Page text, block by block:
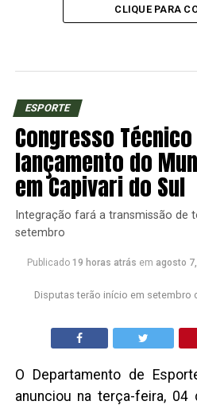
CLIQUE PARA
ESPORTE
Congresso
lançamento do
em Capivari do Sul
Integração fará a transmissão de
setembro
Publicado 19 horas atrás em agosto
Disputas terão início em setembro
O Departamento de
anunciou na terça-feira, 04